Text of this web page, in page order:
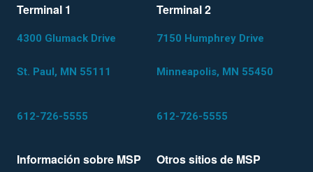
Terminal 1
4300 Glumack Drive
St. Paul, MN 55111
612-726-5555
Terminal 2
7150 Humphrey Drive
Minneapolis, MN 55450
612-726-5555
Información sobre MSP Otros sitios de MSP